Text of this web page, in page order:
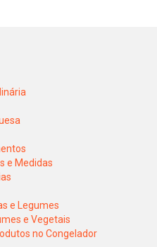
e Medidas
e Legumes
e Vegetais
no Congelador